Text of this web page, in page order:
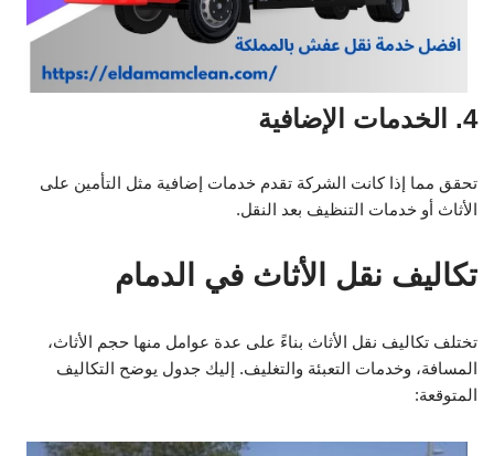
4. الخدمات الإضافية
تحقق مما إذا كانت الشركة تقدم خدمات إضافية مثل التأمين على
الأثاث أو خدمات التنظيف بعد النقل.
تكاليف نقل الأثاث في الدمام
تختلف تكاليف نقل الأثاث بناءً على عدة عوامل منها حجم الأثاث،
المسافة، وخدمات التعبئة والتغليف. إليك جدول يوضح التكاليف
المتوقعة: